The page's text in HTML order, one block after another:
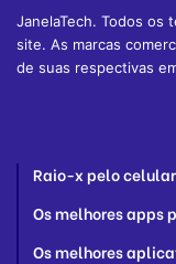
JanelaTech. Todos os
site. As marcas
de suas respectivas
Raio-x pelo
Os melhores apps
Os melhores